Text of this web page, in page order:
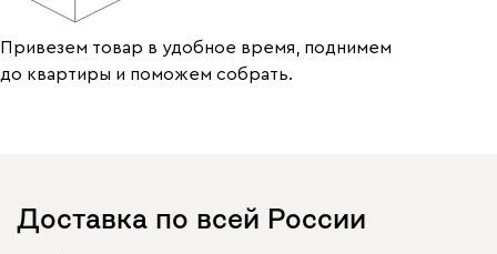
Привезем товар в удобное время, поднимем
до квартиры и поможем собрать.
Доставка по всей России